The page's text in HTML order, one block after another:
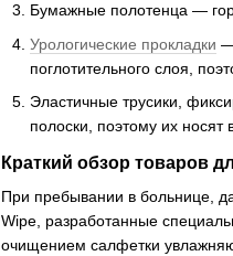
Бумажные полотенца —
Урологические прокладки —
поглотительного слоя,
Эластичные трусики,
полоски, поэтому их
Краткий обзор товаров
При пребывании в больнице,
Wipe, разработанные
очищением салфетки